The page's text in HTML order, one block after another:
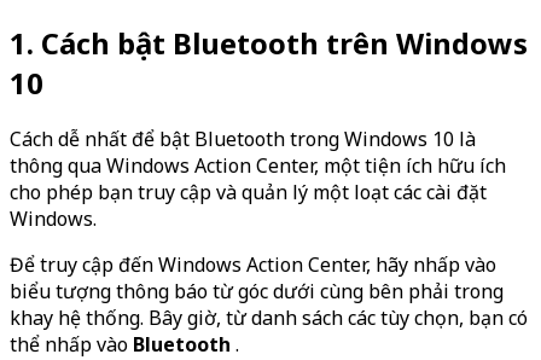
1. Cách bật Bluetooth trên Windows
10
Cách dễ nhất để bật Bluetooth trong Windows 10 là
thông qua Windows Action Center, một tiện ích hữu ích
cho phép bạn truy cập và quản lý một loạt các cài đặt
Windows.
Để truy cập đến Windows Action Center, hãy nhấp vào
biểu tượng thông báo từ góc dưới cùng bên phải trong
khay hệ thống. Bây giờ, từ danh sách các tùy chọn, bạn có
thể nhấp vào Bluetooth .